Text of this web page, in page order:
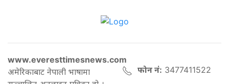
www.everesttimesnews.com
अमेरिकाबाट नेपाली भाषामा
फोन नं: 3477411522